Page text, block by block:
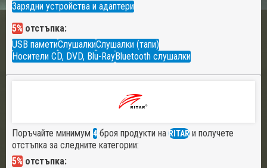
Зарядни устройства и адаптери
5% отстъпка:
USB паметиСлушалкиСлушалки (тапи)
Носители CD, DVD, Blu-RayBluetooth слушалки
Поръчайте минимум 4 броя продукти на RITAR и получете
отстъпка за следните категории:
5% отстъпка: